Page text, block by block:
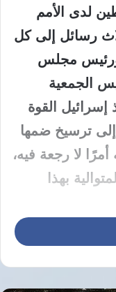
لدى الأمم
رسائل إلى كل
ورئيس مجلس
الجمعية
إسرائيل القوة
إلى ترسيخ ضمها
لا رجعة فيه،
بهذا
مضي إسرائيل
قدمًا في خطط بناء غير قانونية في منطقة E1،